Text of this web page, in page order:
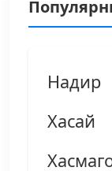
Надир
Хасай